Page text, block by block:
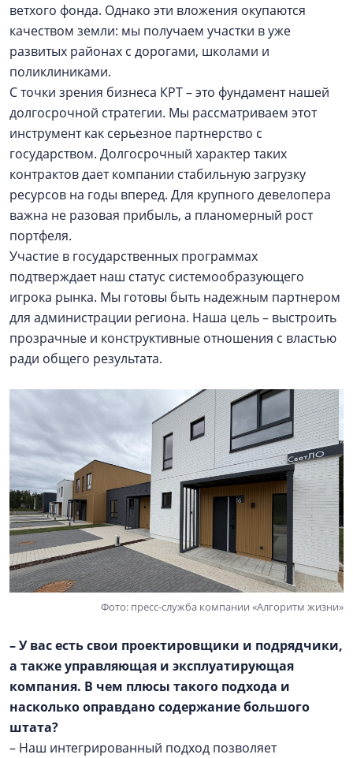
ветхого фонда. Однако эти вложения окупаются
качеством земли: мы получаем участки в уже
развитых районах с дорогами, школами и
поликлиниками.
С точки зрения бизнеса КРТ – это фундамент нашей
долгосрочной стратегии. Мы рассматриваем этот
инструмент как серьезное партнерство с
государством. Долгосрочный характер таких
контрактов дает компании стабильную загрузку
ресурсов на годы вперед. Для крупного девелопера
важна не разовая прибыль, а планомерный рост
портфеля.
Участие в государственных программах
подтверждает наш статус системообразующего
игрока рынка. Мы готовы быть надежным партнером
для администрации региона. Наша цель – выстроить
прозрачные и конструктивные отношения с властью
ради общего результата.
Фото: пресс-служба компании «Алгоритм жизни»
– У вас есть свои проектировщики и подрядчики,
а также управляющая и эксплуатирующая
компания. В чем плюсы такого подхода и
насколько оправдано содержание большого
штата?
– Наш интегрированный подход позволяет